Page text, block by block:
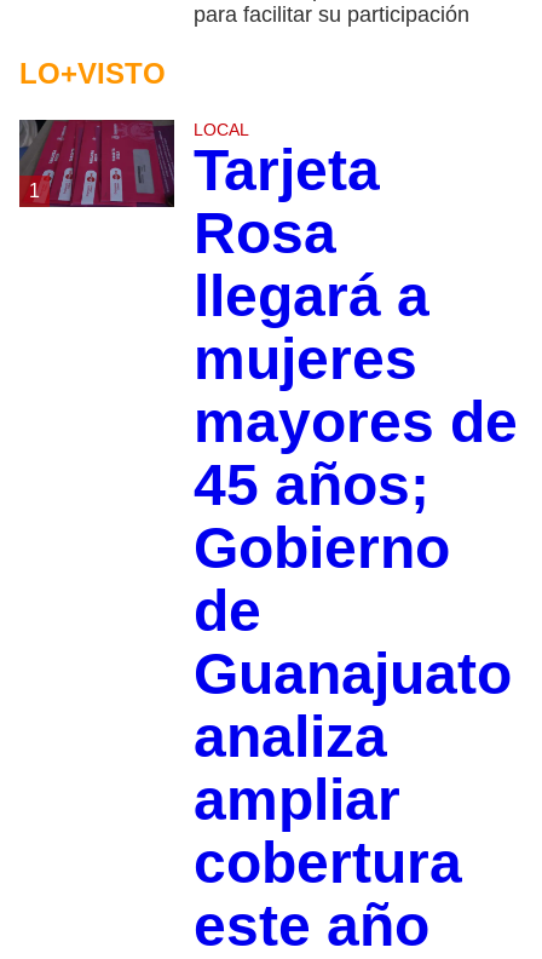
para facilitar su participación
LO+VISTO
1
LOCAL
Tarjeta
Rosa
llegará a
mujeres
mayores de
45 años;
Gobierno
de
Guanajuato
analiza
ampliar
cobertura
este año